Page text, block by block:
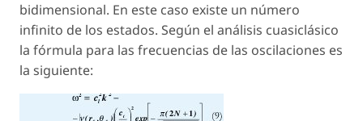
bidimensional. En este caso existe un número
infinito de los estados. Según el análisis cuasiclásico
la fórmula para las frecuencias de las oscilaciones es
la siguiente: